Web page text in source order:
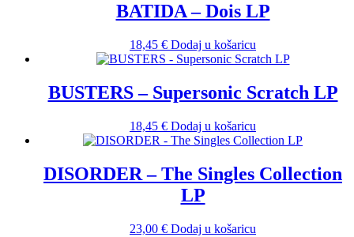
BATIDA – Dois LP
18,45 € Dodaj u košaricu
BUSTERS – Supersonic Scratch LP
18,45 € Dodaj u košaricu
DISORDER – The Singles Collection
LP
23,00 € Dodaj u košaricu